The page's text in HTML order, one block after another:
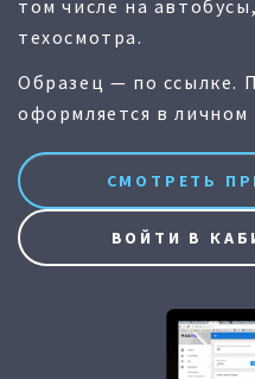
том числе на
техосмотра.
Образец — по ссылке.
оформляется в личном
СМОТРЕТЬ
ВОЙТИ В